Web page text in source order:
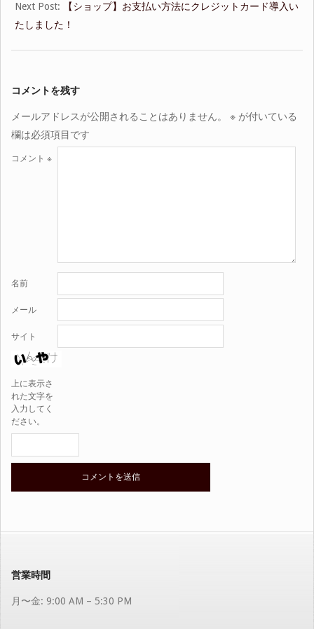
Next Post:
【ショップ】お支払い方法にクレジットカード導入い
たしました！
コメントを残す
メールアドレスが公開されることはありません。 ※ が付いている
欄は必須項目です
コメント ※
名前
メール
サイト
上に表示さ
れた文字を
入力してく
ださい。
営業時間
月〜金: 9:00 AM – 5:30 PM